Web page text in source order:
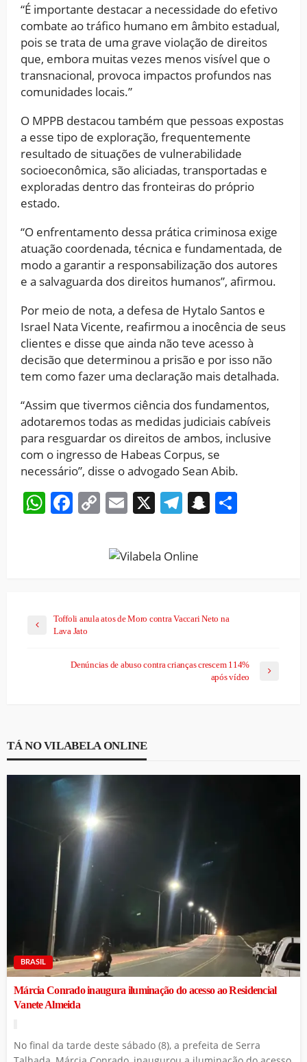
“É importante destacar a necessidade do efetivo
combate ao tráfico humano em âmbito estadual,
pois se trata de uma grave violação de direitos
que, embora muitas vezes menos visível que o
transnacional, provoca impactos profundos nas
comunidades locais.”
O MPPB destacou também que pessoas expostas
a esse tipo de exploração, frequentemente
resultado de situações de vulnerabilidade
socioeconômica, são aliciadas, transportadas e
exploradas dentro das fronteiras do próprio
estado.
“O enfrentamento dessa prática criminosa exige
atuação coordenada, técnica e fundamentada, de
modo a garantir a responsabilização dos autores
e a salvaguarda dos direitos humanos”, afirmou.
Por meio de nota, a defesa de Hytalo Santos e
Israel Nata Vicente, reafirmou a inocência de seus
clientes e disse que ainda não teve acesso à
decisão que determinou a prisão e por isso não
tem como fazer uma declaração mais detalhada.
“Assim que tivermos ciência dos fundamentos,
adotaremos todas as medidas judiciais cabíveis
para resguardar os direitos de ambos, inclusive
com o ingresso de Habeas Corpus, se
necessário”, disse o advogado Sean Abib.
WhatsApp
Facebook
CopyEmail
X Telegram
Snapchat
Toffoli anula atos de Moro contra Vaccari Neto na
Lava Jato
Denúncias de abuso contra crianças crescem 114%
após vídeo
TÁ NO VILABELA ONLINE
BRASIL
Márcia Conrado inaugura iluminação do acesso ao Residencial
Vanete Almeida
No final da tarde deste sábado (8), a prefeita de Serra